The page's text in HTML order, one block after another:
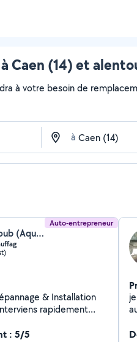
Caen (14) et
à votre besoin de
à
Auto-entrepreneur
Abdelghani Boudboub (Aqualan plomberie)
rapidement
débouchage).
: 5/5
je suis